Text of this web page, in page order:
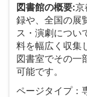
図書館の概要:京
録や、全国の展
ス・演劇につい
料を幅広く収集
図書室でその一
可能です。
ページタイプ：